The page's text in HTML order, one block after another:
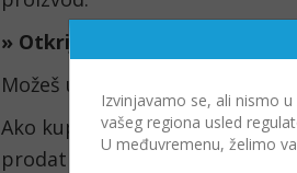
» Otkrij
da li je regularna
Možeš ulagati kapital na
Ako kupiš ugovor koji
prodati. Neto razlika između
Izvinjavamo se, ali nismo
vašeg regiona usled
U međuvremenu, želimo